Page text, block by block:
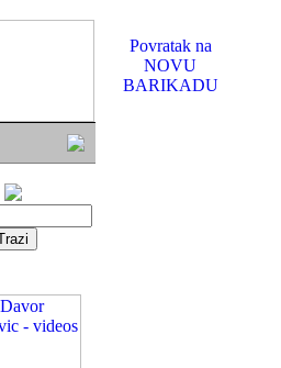
Povratak na
NOVU
BARIKADU